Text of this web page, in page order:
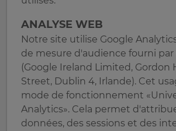
ANALYSE WEB
Notre site utilise Google
de mesure d'audience fourni par
(Google Ireland Limited, Gordon
Street, Dublin 4, Irlande). Cet
mode de fonctionnement
Analytics». Cela permet
données, des sessions et des